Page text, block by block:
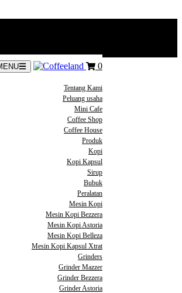
0
Tentang Kami
Peluang usaha
Mini Cafe
Coffee Shop
Coffee House
Produk
Kopi
Kopi Kapsul
Sirup
Bubuk
Peralatan
Mesin Kopi
Mesin Kopi Bezzera
Mesin Kopi Astoria
Mesin Kopi Belleza
Mesin Kopi Kapsul Xtrat
Grinders
Grinder Mazzer
Grinder Bezzera
Grinder Astoria